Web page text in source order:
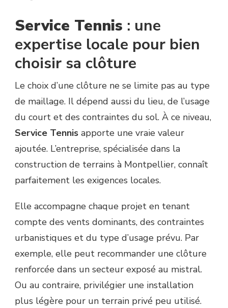
Service Tennis : une
expertise locale pour bien
choisir sa clôture
Le choix d’une clôture ne se limite pas au type
de maillage. Il dépend aussi du lieu, de l’usage
du court et des contraintes du sol. À ce niveau,
Service Tennis apporte une vraie valeur
ajoutée. L’entreprise, spécialisée dans la
construction de terrains à Montpellier, connaît
parfaitement les exigences locales.
Elle accompagne chaque projet en tenant
compte des vents dominants, des contraintes
urbanistiques et du type d’usage prévu. Par
exemple, elle peut recommander une clôture
renforcée dans un secteur exposé au mistral.
Ou au contraire, privilégier une installation
plus légère pour un terrain privé peu utilisé.